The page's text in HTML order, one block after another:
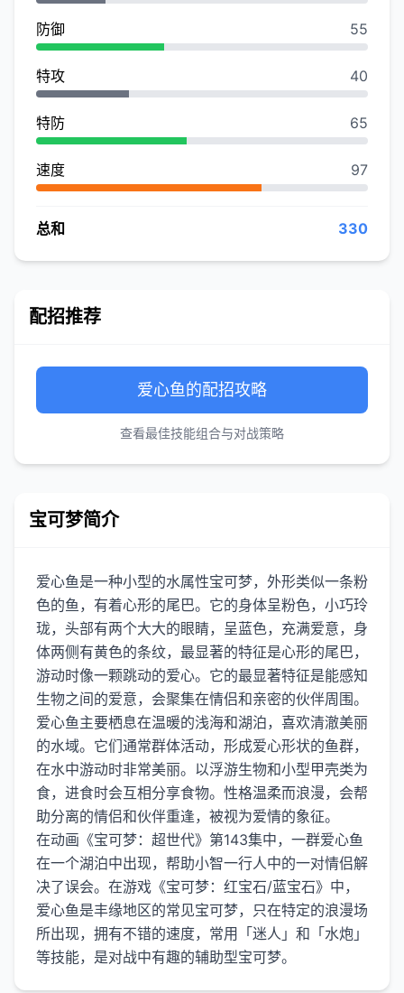
防御 55
特攻 40
特防 65
速度 97
总和 330
配招推荐
爱心鱼的配招攻略
查看最佳技能组合与对战策略
宝可梦简介
爱心鱼是一种小型的水属性宝可梦，外形类似一条粉
色的鱼，有着心形的尾巴。它的身体呈粉色，小巧玲
珑，头部有两个大大的眼睛，呈蓝色，充满爱意，身
体两侧有黄色的条纹，最显著的特征是心形的尾巴，
游动时像一颗跳动的爱心。它的最显著特征是能感知
生物之间的爱意，会聚集在情侣和亲密的伙伴周围。
爱心鱼主要栖息在温暖的浅海和湖泊，喜欢清澈美丽
的水域。它们通常群体活动，形成爱心形状的鱼群，
在水中游动时非常美丽。以浮游生物和小型甲壳类为
食，进食时会互相分享食物。性格温柔而浪漫，会帮
助分离的情侣和伙伴重逢，被视为爱情的象征。
在动画《宝可梦：超世代》第143集中，一群爱心鱼
在一个湖泊中出现，帮助小智一行人中的一对情侣解
决了误会。在游戏《宝可梦：红宝石/蓝宝石》中，
爱心鱼是丰缘地区的常见宝可梦，只在特定的浪漫场
所出现，拥有不错的速度，常用「迷人」和「水炮」